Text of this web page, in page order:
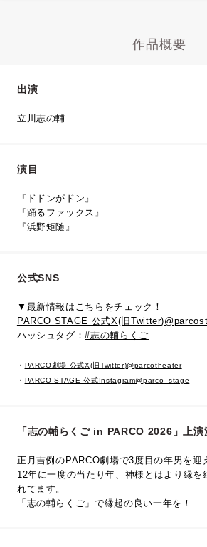
作品概要
出演
立川志の輔
演目
『ドドンがドン』
『踊るファックス』
『浜野矩随』
公式SNS
▼最新情報はこちらをチェック！
PARCO STAGE 公式X(旧
ハッシュタグ：#志の輔らくご
・ PARCO劇場 公式X(旧Twitter)@parcotheater
・ PARCO STAGE 公式Instagram@parco_stage
「志の輔らくご in PARCO 2026」上演
正月吉例のPARCO劇場で3度目の年男を迎
12年に一度の当たり年、神様とはより縁を
れてます。
「志の輔らくご」で縁起の良い一年を！